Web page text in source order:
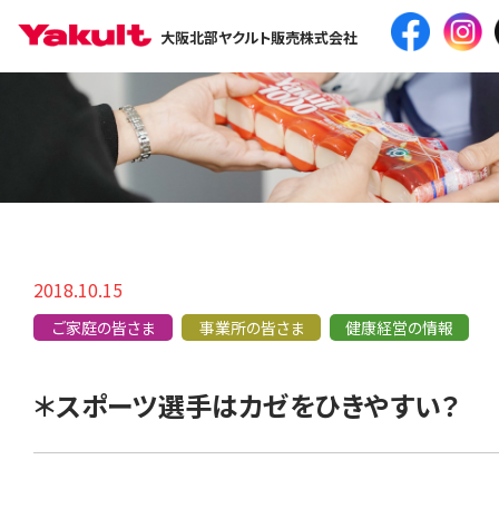
大阪北部ヤクルト販売株式会社
2018.10.15
ご家庭の皆さま 事業所の皆さま 健康経営の情報
＊スポーツ選手はカゼをひきやすい？